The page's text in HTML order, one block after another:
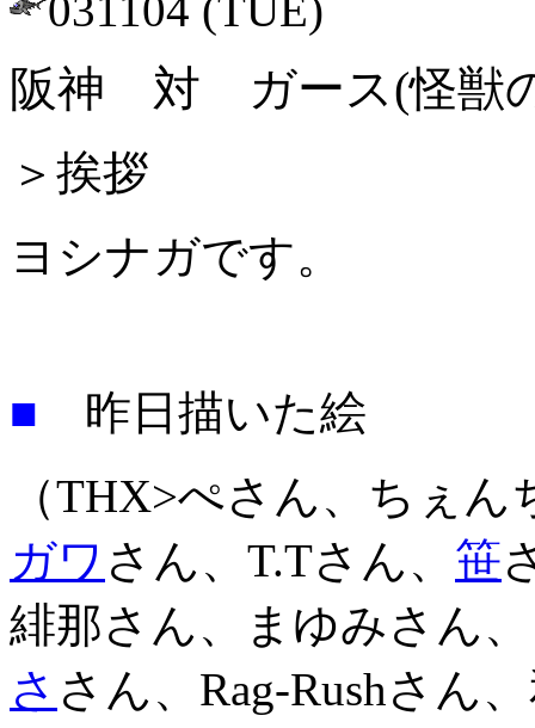
阪神 対 ガース(怪獣
＞挨拶
ヨシナガです。
■ 昨日描いた絵
（THX>ぺさん、ちぇ
ガワ さん、T.Tさん、 笹
緋那さん、まゆみさん
さ さん、Rag-Rushさん